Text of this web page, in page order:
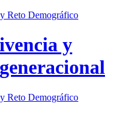
Reto Demográfico
y
Reto Demográfico